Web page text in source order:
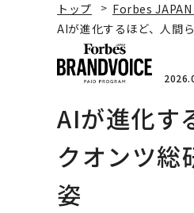
トップ Forbes
AIが進化するほど、人間
AIが進化す
クオンツ総
姿